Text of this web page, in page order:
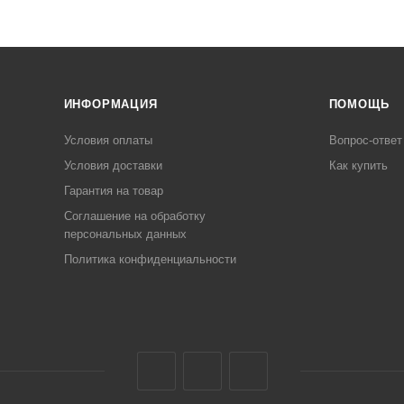
ИНФОРМАЦИЯ
Условия оплаты
Условия доставки
Гарантия на товар
Соглашение на обработку
персональных данных
Политика конфиденциальности
ПОМОЩЬ
Вопрос-ответ
Как купить